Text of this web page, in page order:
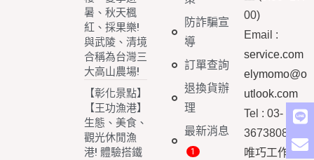
暑、秋天楓
紅、採果樂!
與武陵、清境
合稱為台灣三
大高山農場!
【彰化景點】
【王功漁港】
生態、美食、
觀光休閒漁
港! 體驗搭鐵
防詐騙宣
導
訂單查詢
退換貨辦
理
最新消息
00)
Email :
service.com
elymomo@o
utlook.com
Tel : 03-
3673808
唯巧工作室